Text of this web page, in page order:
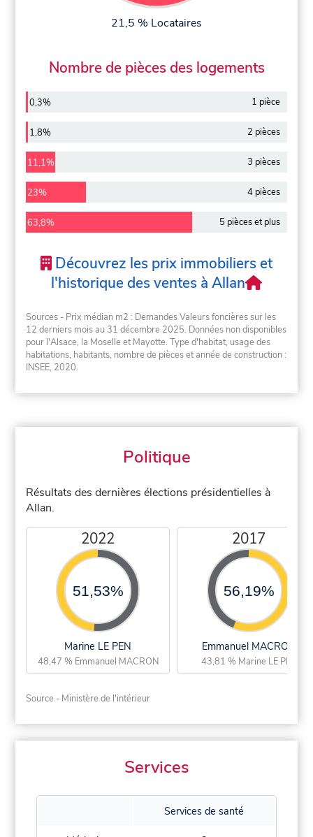
21,5 % Locataires
Nombre de pièces des logements
0,3% 1 pièce
1,8% 2 pièces
11,1% 3 pièces
23% 4 pièces
63,8% 5 pièces et plus
Découvrez les prix immobiliers et
l'historique des ventes à Allan
Sources - Prix médian m2 : Demandes Valeurs foncières sur les
12 derniers mois au 31 décembre 2025. Données non disponibles
pour l'Alsace, la Moselle et Mayotte. Type d'habitat, usage des
habitations, habitants, nombre de pièces et année de construction :
INSEE, 2020.
Politique
Résultats des dernières élections présidentielles à
Allan.
2022
51,53%
Marine LE PEN
48,47 % Emmanuel MACRON
2017
56,19%
Emmanuel MACRON
43,81 % Marine LE PEN
Source - Ministère de l'intérieur
Services
Services de santé